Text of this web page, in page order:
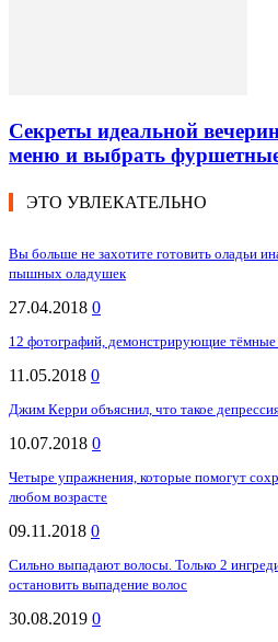
Секреты идеальной
меню и выбрать
ЭТО УВЛЕКАТЕЛЬНО
Вы больше не захотите готовить оладьи
пышных оладушек
27.04.2018 0
12 фотографий, демонстрирующие
11.05.2018 0
Джим Керри объяснил, что такое
10.07.2018 0
Четыре упражнения, которые помогут
любом возрасте
09.11.2018 0
Сильно выпадают волосы. Только 2
остановить выпадение волос
30.08.2019 0